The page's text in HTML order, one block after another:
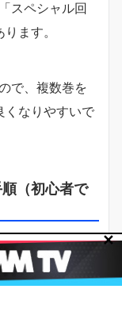
スペシャル回
ます。
で、複数巻を
くなりやすいで
（初心者で
あとは作品をリ
✕